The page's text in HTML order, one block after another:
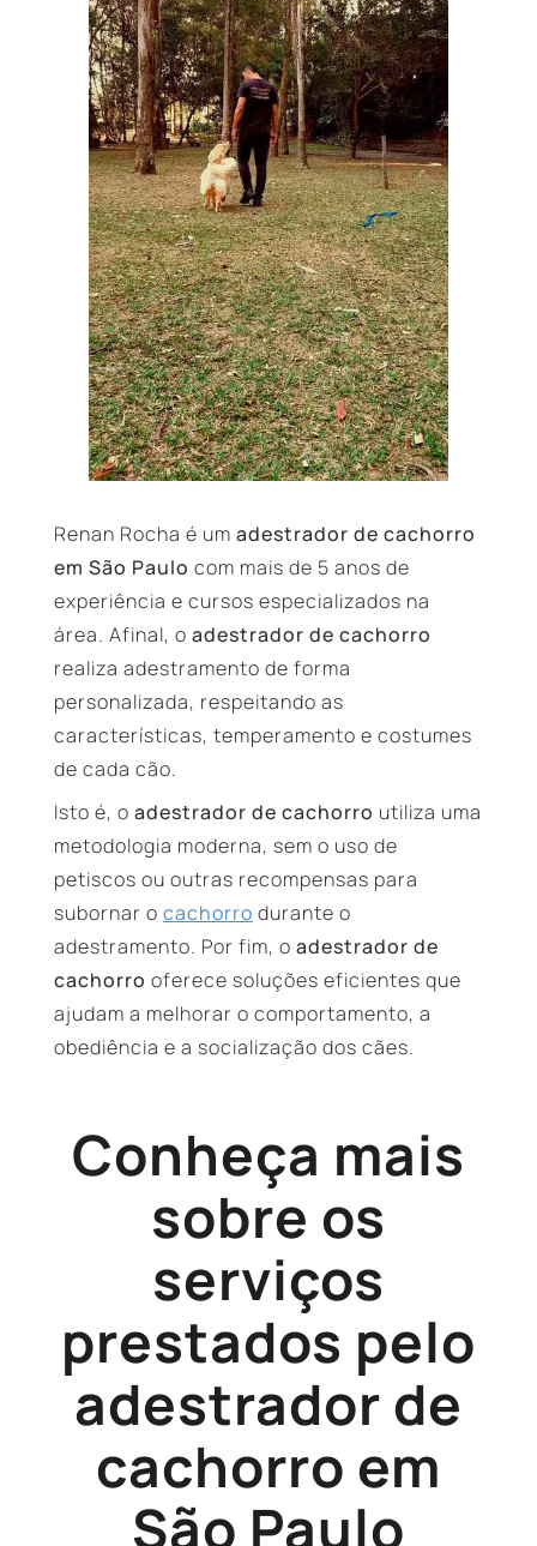
Renan Rocha é um adestrador de cachorro
em São Paulo com mais de 5 anos de
experiência e cursos especializados na
área. Afinal, o adestrador de cachorro
realiza adestramento de forma
personalizada, respeitando as
características, temperamento e costumes
de cada cão.
Isto é, o adestrador de cachorro utiliza uma
metodologia moderna, sem o uso de
petiscos ou outras recompensas para
subornar o cachorro durante o
adestramento. Por fim, o adestrador de
cachorro oferece soluções eficientes que
ajudam a melhorar o comportamento, a
obediência e a socialização dos cães.
Conheça mais
sobre os
serviços
prestados pelo
adestrador de
cachorro em
São Paulo